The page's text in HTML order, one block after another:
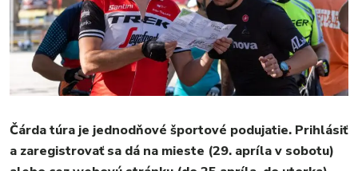
Čárda túra je jednodňové športové podujatie. Prihlásiť
a zaregistrovať sa dá na mieste (29. apríla v sobotu)